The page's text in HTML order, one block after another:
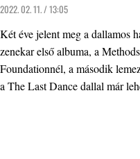
2022. 02. 11. / 13:05
Két éve jelent meg a dallamos
zenekar első albuma, a
Foundationnél, a második
a The Last Dance dallal már